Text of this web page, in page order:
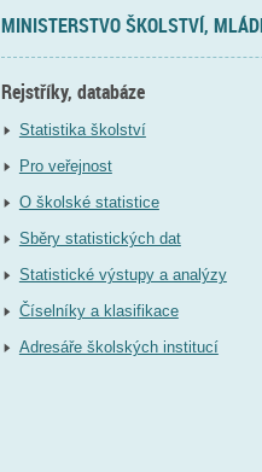
MINISTERSTVO ŠKOLSTVÍ,
Rejstříky, databáze
Statistika školství
Pro veřejnost
O školské statistice
Sběry statistických dat
Statistické výstupy a analýzy
Číselníky a klasifikace
Adresáře školských institucí